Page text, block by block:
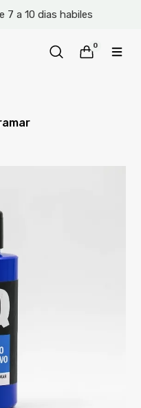
7 a 10 dias habiles
0